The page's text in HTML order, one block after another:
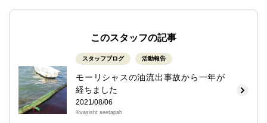
このスタッフの記事
スタッフブログ 活動報告
モーリシャスの油流出事故から一年が
経ちました
2021/08/06
©vasisht seetapah